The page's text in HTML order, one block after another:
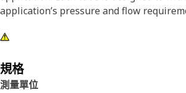
application’s pressure and flow
規格
測量單位